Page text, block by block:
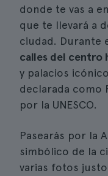
donde te vas a
que te llevará a
ciudad. Durante
calles del centro
y palacios
declarada como
por la UNESCO.
Pasearás por la
simbólico de la
varias fotos